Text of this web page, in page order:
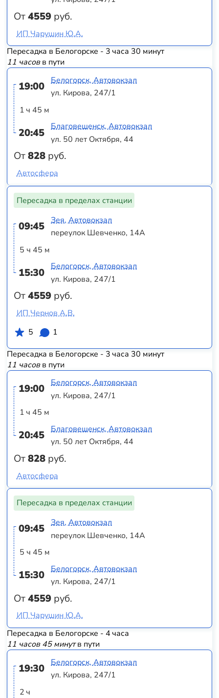
От4559 руб.
ИП Чарушин Ю.А.
Пересадка в Белогорске - 3 часа 30 минут
11 часовв пути
19:00
1 ч 45 м
20:45
От828 руб.
Белогорск, Автовокзал
ул. Кирова, 247/1
Благовещенск, Автовокзал
ул. 50 лет Октября, 44
Автосфера
Пересадка в пределах станции
09:45
5 ч 45 м
15:30
От4559 руб.
Зея, Автовокзал
переулок Шевченко, 14А
Белогорск, Автовокзал
ул. Кирова, 247/1
ИП Чернов А.В.
5
1
Пересадка в Белогорске - 3 часа 30 минут
11 часовв пути
19:00
1 ч 45 м
20:45
От828 руб.
Белогорск, Автовокзал
ул. Кирова, 247/1
Благовещенск, Автовокзал
ул. 50 лет Октября, 44
Автосфера
Пересадка в пределах станции
09:45
5 ч 45 м
15:30
От4559 руб.
Зея, Автовокзал
переулок Шевченко, 14А
Белогорск, Автовокзал
ул. Кирова, 247/1
ИП Чарушин Ю.А.
Пересадка в Белогорске - 4 часа
11 часов 45 минутв пути
19:30
2 ч
Белогорск, Автовокзал
ул. Кирова, 247/1